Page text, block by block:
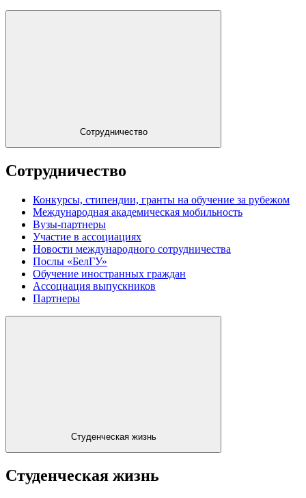
Сотрудничество
Сотрудничество
Конкурсы, стипендии, гранты на обучение за рубежом
Международная академическая мобильность
Вузы-партнеры
Участие в ассоциациях
Новости международного сотрудничества
Послы «БелГУ»
Обучение иностранных граждан
Ассоциация выпускников
Партнеры
Студенческая жизнь
Студенческая жизнь